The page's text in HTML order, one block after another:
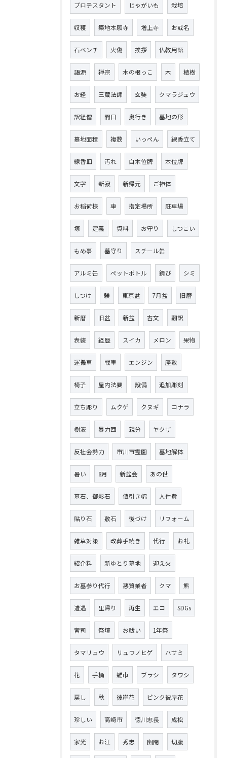
プロテスタント じゃがいも 栽培
収穫 築地本願寺 増上寺 お戒名
石ベンチ 火傷 挨拶 仏教用語
語源 禅宗 木の根っこ 木 植樹
お経 三蔵法師 玄奘 クマラジュウ
訳経僧 間口 奥行き 墓地の形
墓地面積 複数 いっぺん 線香立て
線香皿 汚れ 白木位牌 本位牌
文字 新寂 新帰元 ご神体
お稲荷様 車 指定場所 駐車場
塚 定義 資料 お守り しつこい
もめ事 墓守り スチール缶
アルミ缶 ペットボトル 錆び シミ
しつけ 躾 東京盆 7月盆 旧暦
新暦 旧盆 新盆 古文 翻訳
表装 経歴 スイカ メロン 果物
運搬車 戦車 エンジン 座敷
椅子 屋内法要 設備 追加彫刻
立ち彫り ムクゲ クヌギ コナラ
樹液 暴力団 親分 ヤクザ
反社会勢力 市川市霊園 墓地解体
暑い 8月 新盆会 あの世
墓石、御影石 値引き幅 人件費
貼り石 敷石 後づけ リフォーム
雑草対策 改葬手続き 代行 お礼
紹介料 新ゆとり墓地 迎え火
お墓参り代行 悪質業者 クマ 熊
遭遇 里帰り 再生 エコ SDGs
宮司 祭壇 お祓い 1年祭
タマリュウ リュウノヒゲ ハサミ
花 手桶 雑巾 ブラシ タワシ
戻し 秋 彼岸花 ピンク彼岸花
珍しい 高崎市 徳川忠長 成松
家光 お江 秀忠 幽閉 切腹